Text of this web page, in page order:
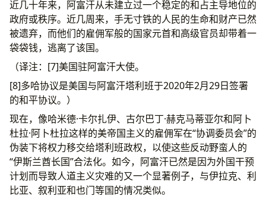
近几十年来，阿富汗从未建立过一个稳定的和占主导地位的
政府或秩序。近几周来，手无寸铁的人民的生命和财产已然
被遗弃，而他们的雇佣军般的国家元首和高级官员却带着一
袋袋钱，逃离了该国。
（译注：[7]美国驻阿富汗大使。
[8]多哈协议是美国与阿富汗塔利班于2020年2月29日签署
的和平协议。）
现在，像哈米德·卡尔扎伊、古尔巴丁·赫克马蒂亚尔和阿卜
杜拉·阿卜杜拉这样的美帝国主义的雇佣军在“协调委员会”的
伪装下将权力移交给塔利班政权，以使这些反动野蛮人的
“伊斯兰酋长国”合法化。如今，阿富汗已然是因为外国干预
计划而导致人道主义灾难的又一个显著例子，与伊拉克、利
比亚、叙利亚和也门等国的情况类似。